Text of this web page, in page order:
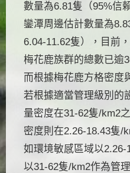
數量為6.81隻（95%信
鑾潭周邊估計數量為
6.04-11.62隻），目前
梅花鹿族群的總數已逾
而根據梅花鹿方格密度
若根據適當管理級別的
量密度在31-62隻/km2
密度則在2.26-18.43隻/
如環境敏感區域以
以31-62隻/km2作為管